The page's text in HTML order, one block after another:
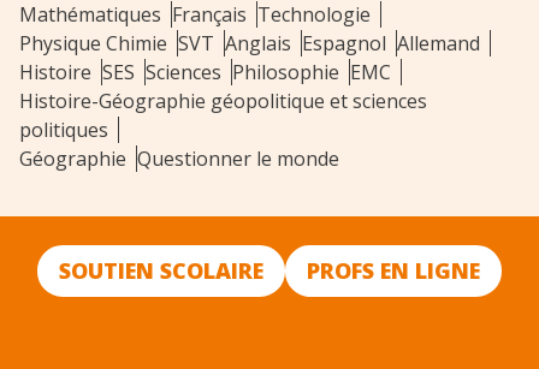
Mathématiques Français Technologie
Physique Chimie SVT Anglais Espagnol Allemand
Histoire SES Sciences Philosophie EMC
Histoire-Géographie géopolitique et sciences
politiques
Géographie Questionner le monde
SOUTIEN SCOLAIRE PROFS EN LIGNE